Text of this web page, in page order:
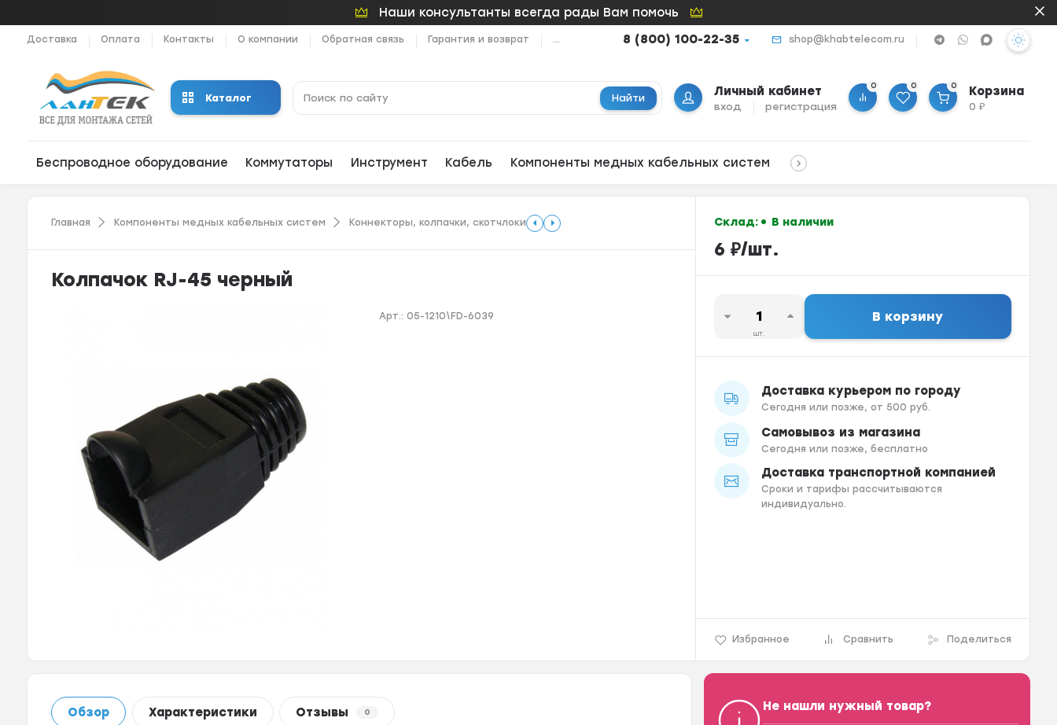
Наши консультанты всегда рады Вам помочь
Доставка Оплата Контакты О компании Обратная связь Гарантия и возврат ... 8 (800) 100-22-35 shop@khabtelecom.ru
Каталог Найти Личный кабинет
вход регистрация
0 0 0 Корзина
0₽
Беспроводное оборудование Коммутаторы Инструмент Кабель Компоненты медных кабельных систем
Главная Компоненты медных кабельных систем Коннекторы, колпачки, скотчлоки
Колпачок RJ-45 черный
Арт.:05-1210\FD-6039
Склад: В наличии
6 ₽/шт.
шт.
В корзину
Доставка курьером по городу
Сегодня или позже, от 500 руб.
Самовывоз из магазина
Сегодня или позже, бесплатно
Доставка транспортной компанией
Сроки и тарифы рассчитываются
индивидуально.
Избранное Сравнить Поделиться
Обзор Характеристики Отзывы 0 Не нашли нужный товар?